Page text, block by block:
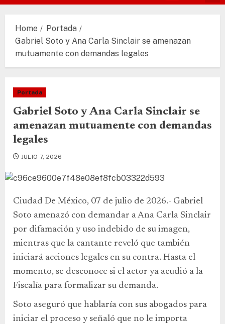
Home
Portada
Gabriel Soto y Ana Carla Sinclair se amenazan
mutuamente con demandas legales
Portada
Gabriel Soto y Ana Carla Sinclair se
amenazan mutuamente con demandas
legales
JULIO 7, 2026
Ciudad De México, 07 de julio de 2026.- Gabriel
Soto amenazó con demandar a Ana Carla Sinclair
por difamación y uso indebido de su imagen,
mientras que la cantante reveló que también
iniciará acciones legales en su contra. Hasta el
momento, se desconoce si el actor ya acudió a la
Fiscalía para formalizar su demanda.
Soto aseguró que hablaría con sus abogados para
iniciar el proceso y señaló que no le importa